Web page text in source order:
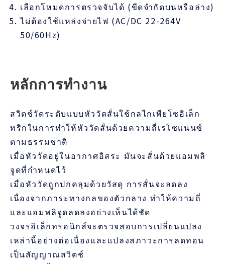
เลือกโหมดการตรวจจับได้ (ขีดจำกัดบนหรือล่าง)
ไม่ต้องใช้แหล่งจ่ายไฟ (AC/DC 22-264V
50/60Hz)
หลักการทำงาน
สวิตช์วัดระดับแบบหัววัดสั่นใช้กลไกเพียโซอิเล็ก
ทริกในการทำให้หัววัดสั่นด้วยความถี่เรโซแนนซ์
ตามธรรมชาติ
เมื่อหัววัดอยู่ในอากาศอิสระ มันจะสั่นด้วยแอมพลิ
จูดที่กำหนดไว้
เมื่อหัววัดถูกปกคลุมด้วยวัสดุ การสั่นจะลดลง
เนื่องจากภาระทางกลของตัวกลาง ทำให้ความถี่
และแอมพลิจูดลดลงอย่างเห็นได้ชัด
วงจรอิเล็กทรอนิกส์จะตรวจสอบการเปลี่ยนแปลง
เหล่านี้อย่างต่อเนื่องและแปลงสภาวะการลดทอน
เป็นสัญญาณสวิตช์